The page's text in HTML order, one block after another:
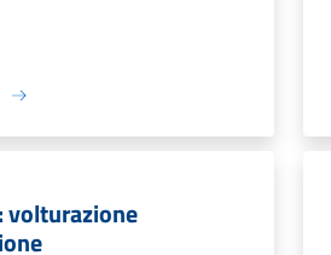
volturazione